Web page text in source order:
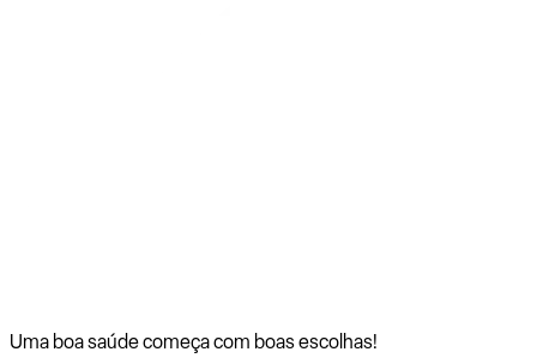
Uma boa saúde começa com boas escolhas!